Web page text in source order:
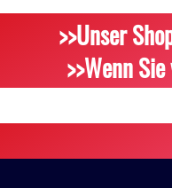
>>Unser
>>Wenn